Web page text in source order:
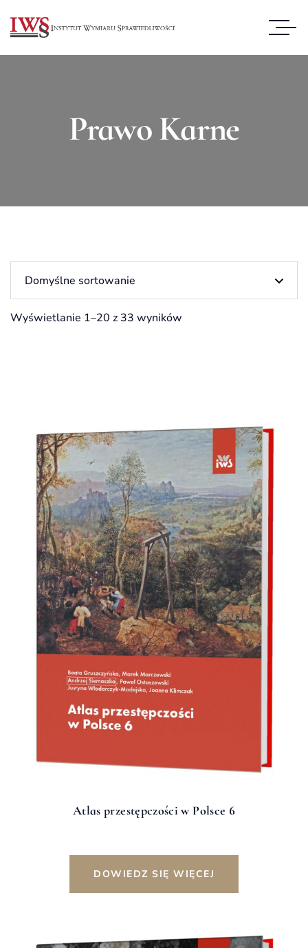
Prawo Karne
Wyświetlanie 1–20 z 33 wyników
Atlas przestępczości w Polsce 6
DOWIEDZ SIĘ WIĘCEJ